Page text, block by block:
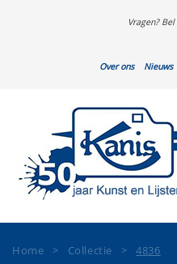
Vragen? Bel
Over ons Nieuws
Home > Collectie >4836